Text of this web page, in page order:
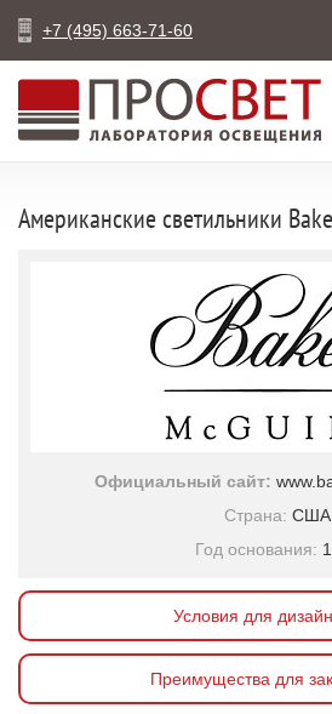
+7 (495) 663-71-60
Американские светильники
Официальный сайт:
Страна: США
Год основания:
Условия для
Преимущества для